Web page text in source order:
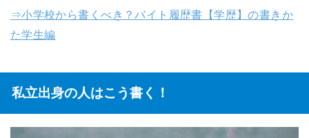
⇒小学校から書くべき？バイト履歴書【学歴】の書きか
た学生編
私立出身の人はこう書く！